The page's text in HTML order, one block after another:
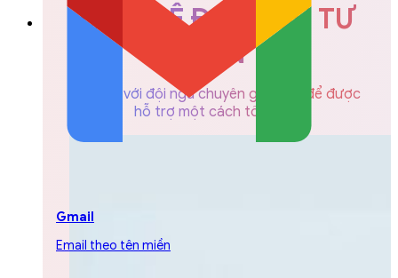
LIÊN HỆ ĐỘI NGŨ TƯ
VẤN
Liên hệ với đội ngũ chuyên gia GCS để được
hỗ trợ một cách tốt nhất
Gmail
Email theo tên miền